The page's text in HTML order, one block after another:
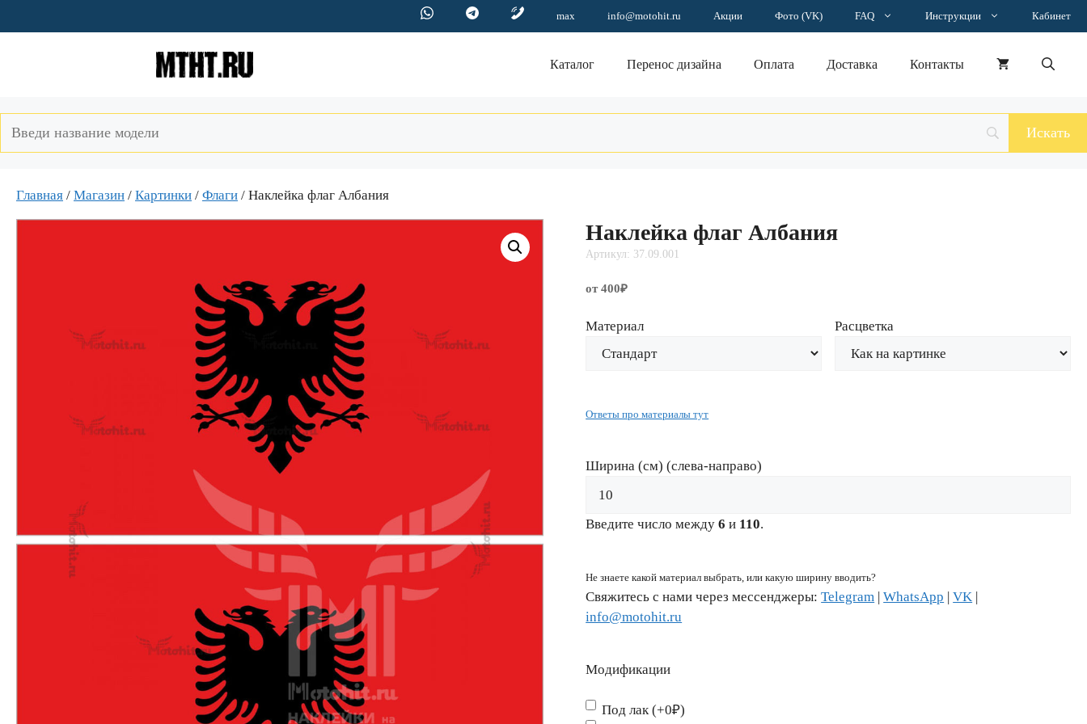
к
max info@motohit.ru Акции Фото (VK) FAQ Инструкции Кабинет
Каталог Перенос дизайна Оплата Доставка Контакты
Главная / Магазин / Картинки / Флаги / Наклейка флаг Албания
Наклейка флаг Албания
Артикул: 37.09.001
от 400₽
Материал Расцветка
Ответы про материалы тут
Ширина (см) (слева-направо)
Введите число между6 и 110.
Не знаете какой материал выбрать, или какую ширину вводить?
Свяжитесь с нами через мессенджеры:Telegram |WhatsApp |VK |
info@motohit.ru
Модификации
Под лак (+0₽)
флаг